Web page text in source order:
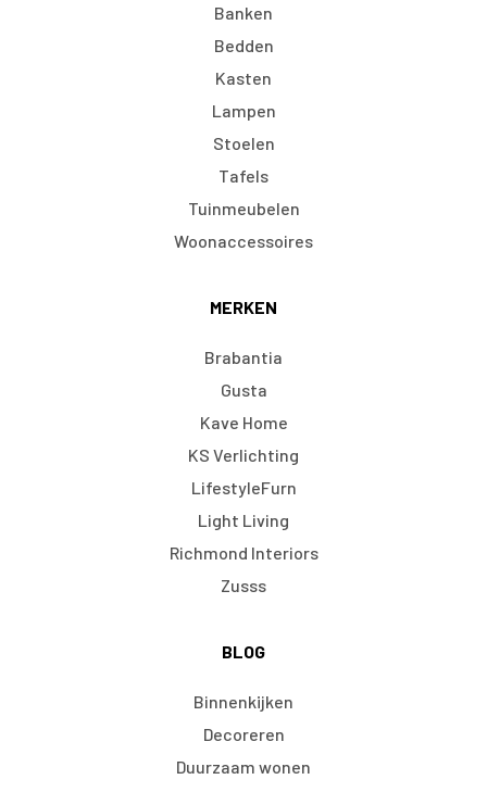
Banken
Bedden
Kasten
Lampen
Stoelen
Tafels
Tuinmeubelen
Woonaccessoires
MERKEN
Brabantia
Gusta
Kave Home
KS Verlichting
LifestyleFurn
Light Living
Richmond Interiors
Zusss
BLOG
Binnenkijken
Decoreren
Duurzaam wonen